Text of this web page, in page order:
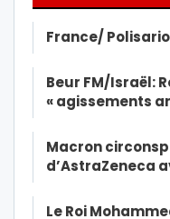
France/
Beur FM/Israël:
« agissements
Macron
d’AstraZeneca
Le Roi